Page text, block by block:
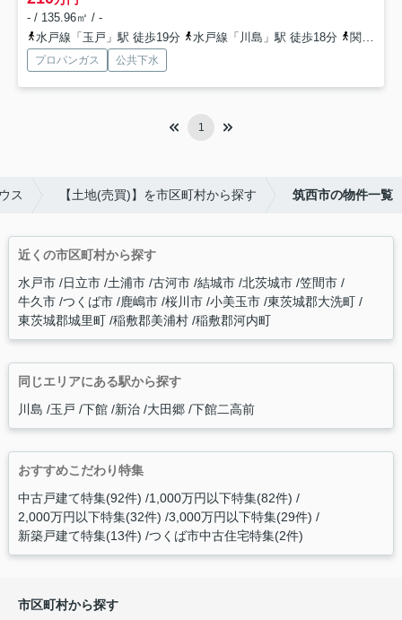
- / 135.96㎡ / -
水戸線「玉戸」駅 徒歩19分
水戸線「川島」駅 徒歩18分 関東鉄道常総線「大田郷」駅 徒歩49分
プロパンガス 公共下水
1
ス 【土地(売買)】を市区町村から探す 筑西市の物件一覧
近くの市区町村から探す
水戸市 日立市 土浦市 古河市 結城市 北茨城市 笠間市
牛久市 つくば市 鹿嶋市 桜川市 小美玉市 東茨城郡大洗町
東茨城郡城里町 稲敷郡美浦村 稲敷郡河内町
同じエリアにある駅から探す
川島 玉戸 下館 新治 大田郷 下館二高前
おすすめこだわり特集
中古戸建て特集(92件) 1,000万円以下特集(82件)
2,000万円以下特集(32件) 3,000万円以下特集(29件)
新築戸建て特集(13件) つくば市中古住宅特集(2件)
市区町村から探す